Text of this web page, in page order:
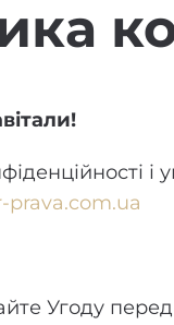
prava.com.ua
Угоду